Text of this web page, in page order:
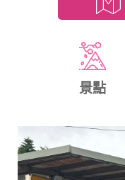
景點